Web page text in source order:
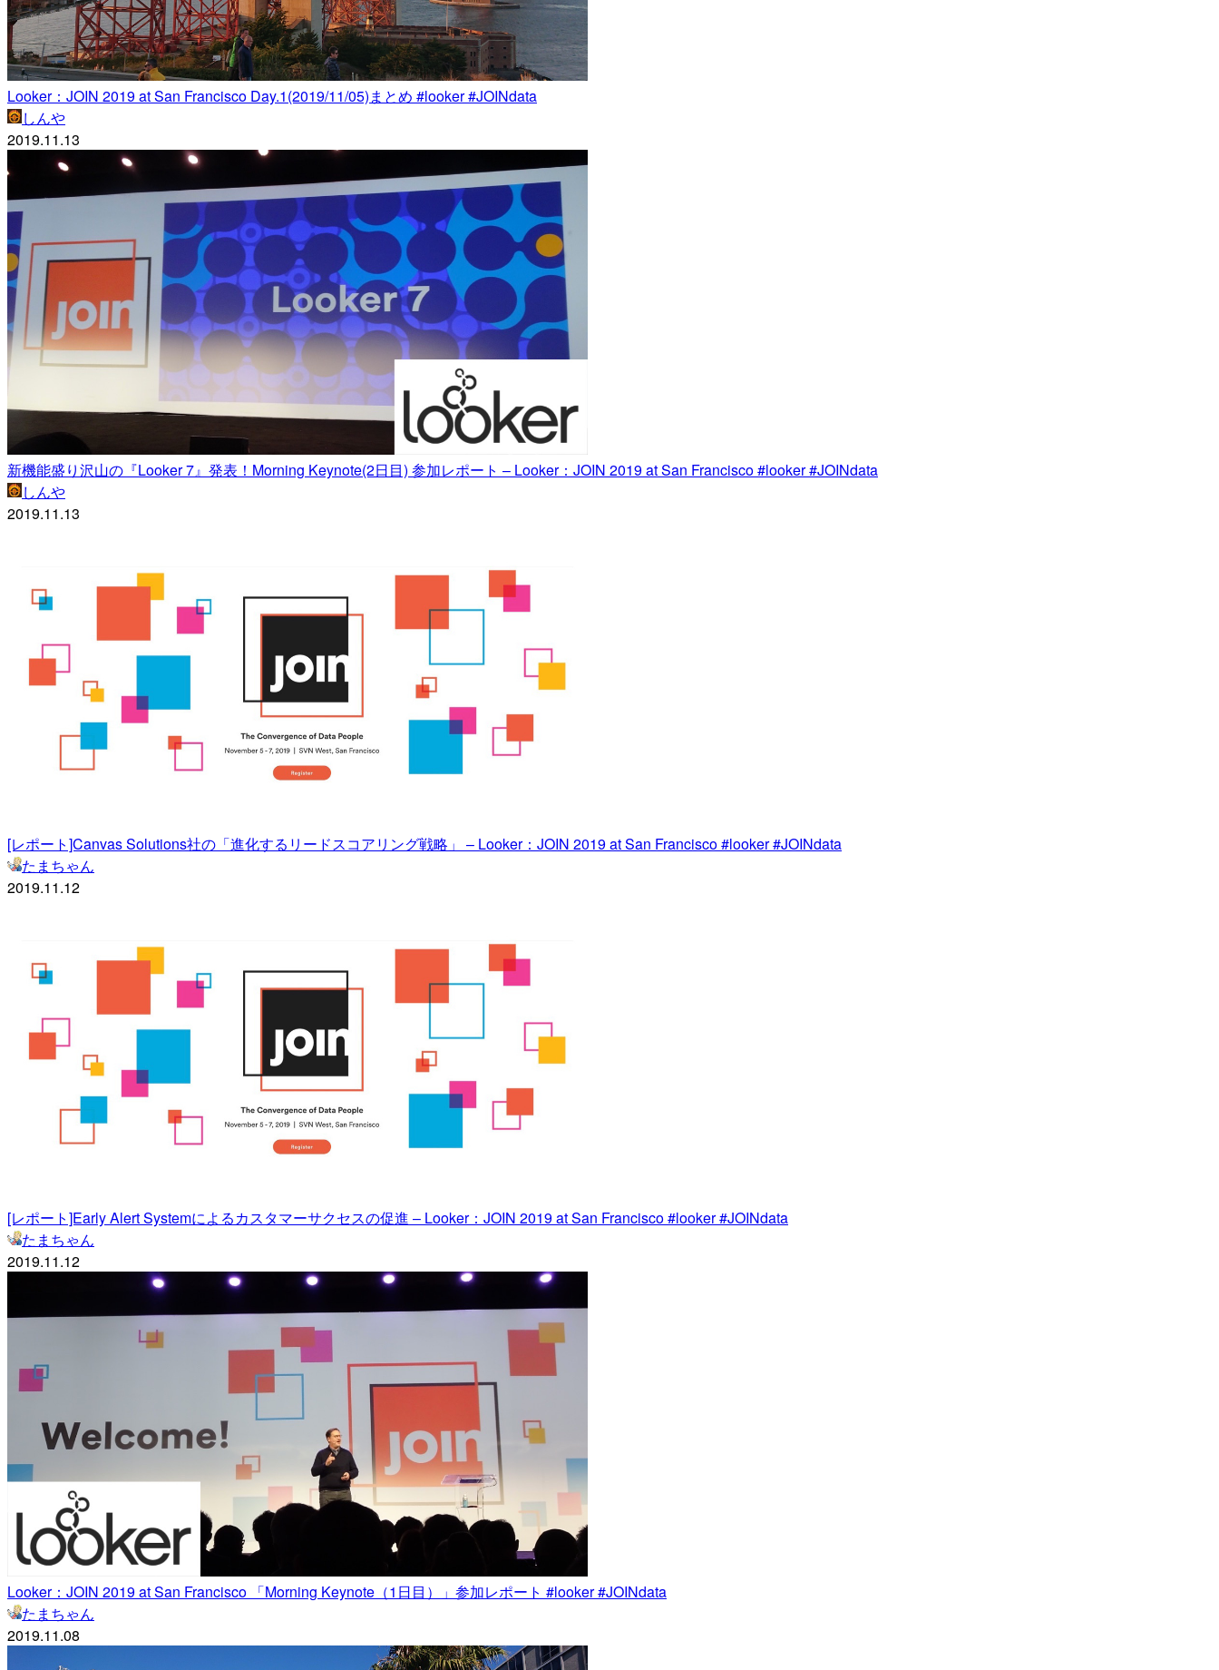
Looker：JOIN 2019 at San Francisco Day.1(2019/11/05)まとめ #looker #JOINdata
しんや
2019.11.13
新機能盛り沢山の『Looker 7』発表！Morning Keynote(2日目) 参加レポート – Looker：JOIN 2019 at San Francisco #looker #JOINdata
しんや
2019.11.13
[レポート]Canvas Solutions社の「進化するリードスコアリング戦略」 – Looker：JOIN 2019 at San Francisco #looker #JOINdata
たまちゃん
2019.11.12
[レポート]Early Alert Systemによるカスタマーサクセスの促進 – Looker：JOIN 2019 at San Francisco #looker #JOINdata
たまちゃん
2019.11.12
Looker：JOIN 2019 at San Francisco 「Morning Keynote（1日目）」参加レポート #looker #JOINdata
たまちゃん
2019.11.08